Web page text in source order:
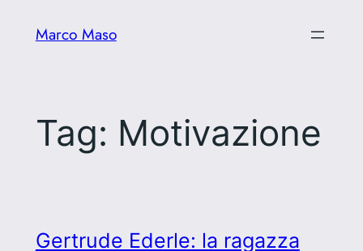
Marco Maso
Tag: Motivazione
Gertrude Ederle: la ragazza